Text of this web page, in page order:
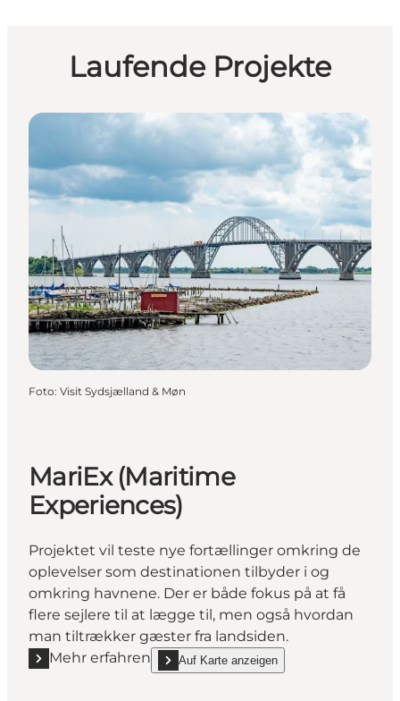
Laufende Projekte
Foto: Visit Sydsjælland & Møn
MariEx (Maritime
Experiences)
Projektet vil teste nye fortællinger omkring de
oplevelser som destinationen tilbyder i og
omkring havnene. Der er både fokus på at få
flere sejlere til at lægge til, men også hvordan
man tiltrækker gæster fra landsiden.
Mehr erfahren
Mehr erfahren "MariEx (Maritime Experiences)"
Auf Karte anzeigen
show MariEx (Maritime Experiences) on_map